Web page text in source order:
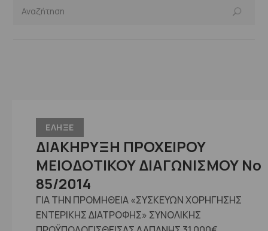
ΕΛΗΞΕ
ΔΙΑΚΗΡΥΞΗ ΠΡΟΧΕΙΡΟΥ
ΜΕΙΟΔΟΤΙΚΟΥ ΔΙΑΓΩΝΙΣΜΟΥ No
85/2014
ΓΙΑ ΤΗΝ ΠΡΟΜΗΘΕΙΑ «ΣΥΣΚΕΥΩΝ ΧΟΡΗΓΗΣΗΣ
ΕΝΤΕΡΙΚΗΣ ΔΙΑΤΡΟΦΗΣ» ΣΥΝΟΛΙΚΗΣ